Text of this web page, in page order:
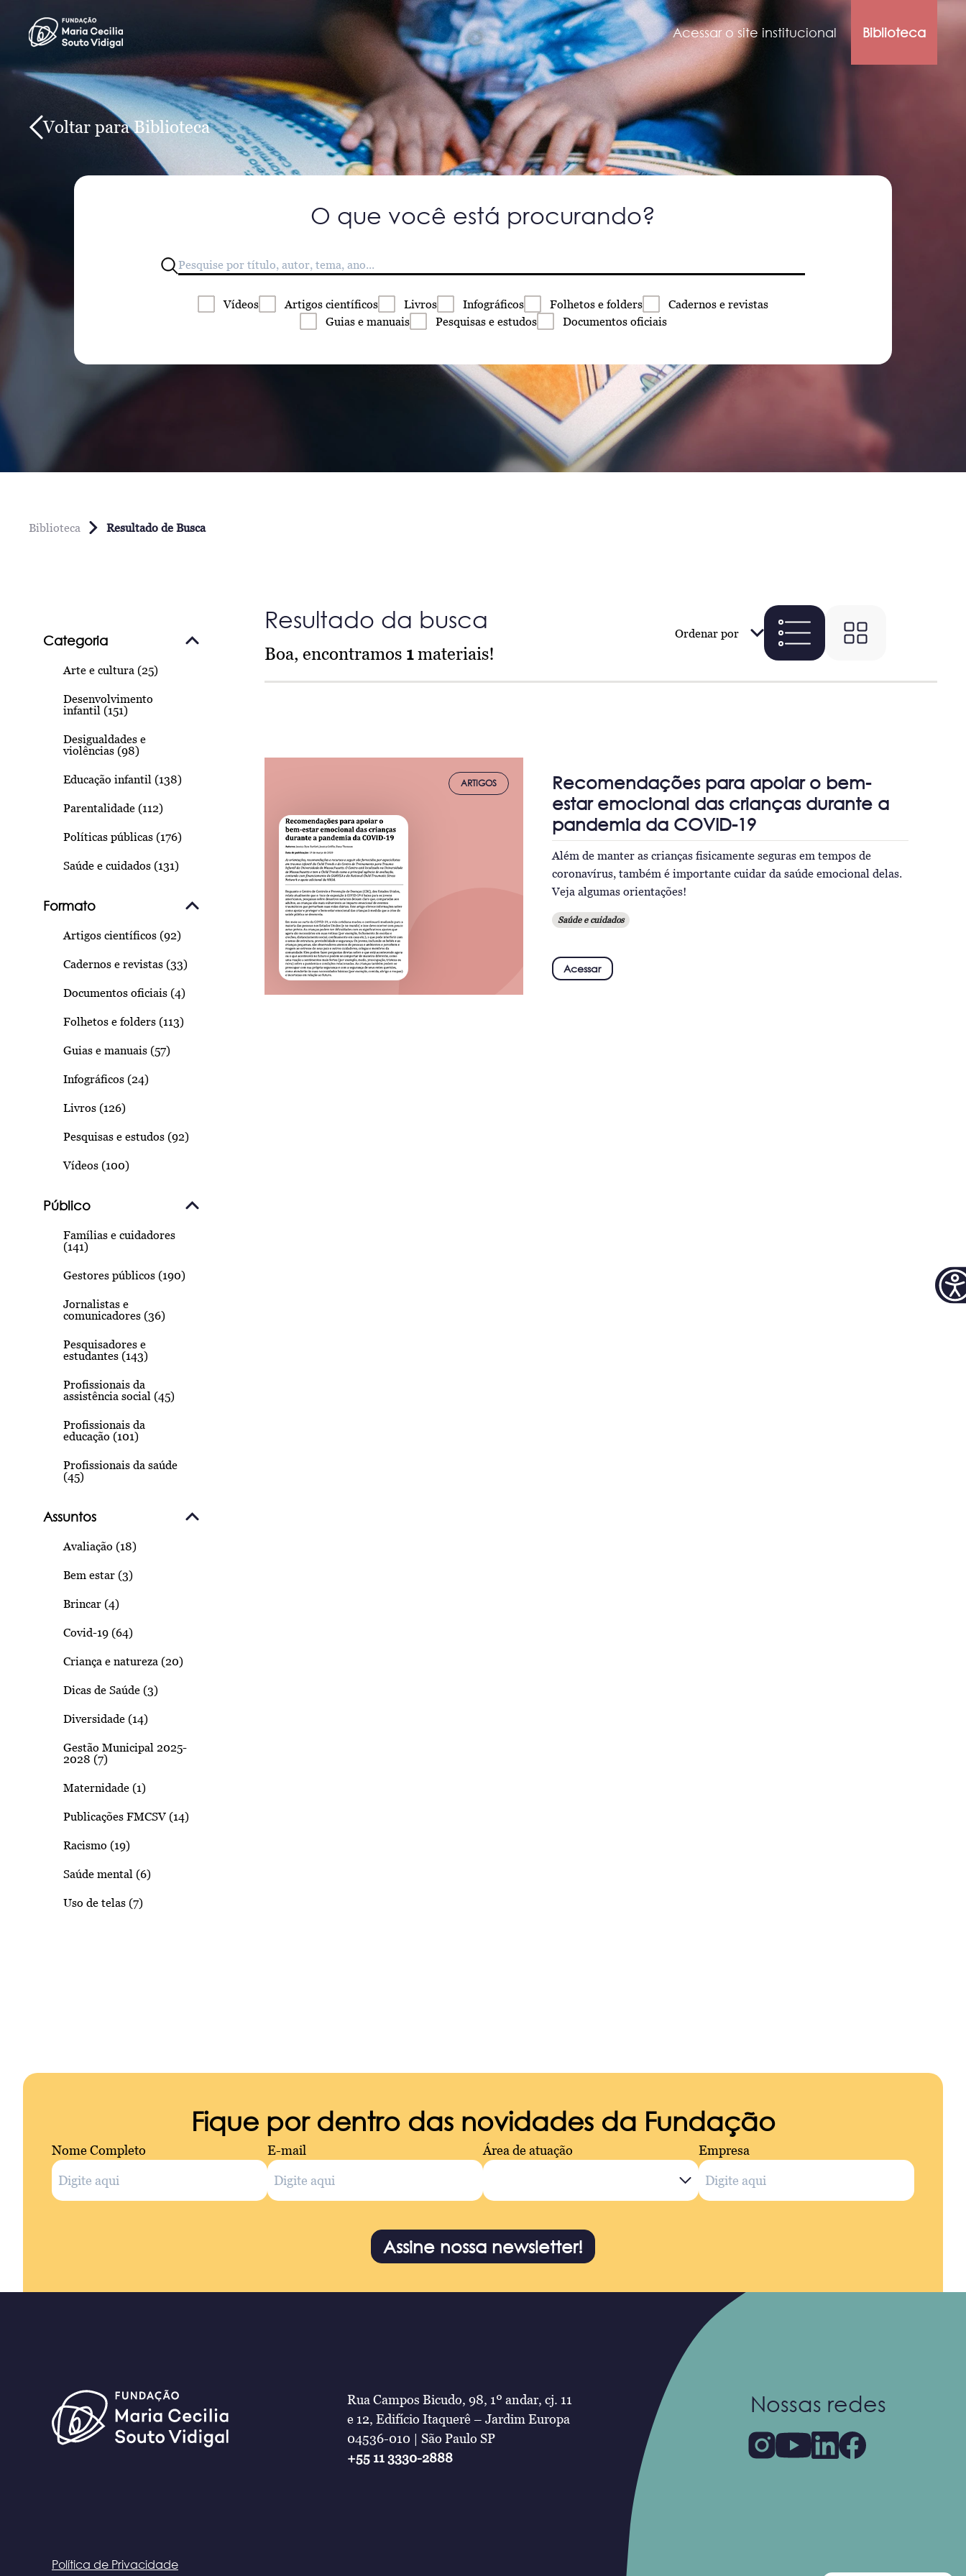
Acessar o site institucional Biblioteca
Voltar para Biblioteca
O que você está procurando?
Vídeos Artigos científicos Livros Infográficos Folhetos e folders Cadernos e revistas
Guias e manuais Pesquisas e estudos Documentos oficiais
Biblioteca Resultado de Busca
Categoria
Arte e cultura (25)
Desenvolvimento
infantil (151)
Desigualdades e
violências (98)
Educação infantil (138)
Parentalidade (112)
Políticas públicas (176)
Saúde e cuidados (131)
Formato
Artigos científicos (92)
Cadernos e revistas (33)
Documentos oficiais (4)
Folhetos e folders (113)
Guias e manuais (57)
Infográficos (24)
Livros (126)
Pesquisas e estudos (92)
Vídeos (100)
Público
Famílias e cuidadores
(141)
Gestores públicos (190)
Jornalistas e
comunicadores (36)
Pesquisadores e
estudantes (143)
Profissionais da
assistência social (45)
Profissionais da
educação (101)
Profissionais da saúde
(45)
Assuntos
Avaliação (18)
Bem estar (3)
Brincar (4)
Covid-19 (64)
Criança e natureza (20)
Dicas de Saúde (3)
Diversidade (14)
Gestão Municipal 2025-
2028 (7)
Maternidade (1)
Publicações FMCSV (14)
Racismo (19)
Saúde mental (6)
Uso de telas (7)
Resultado da busca
Boa, encontramos 1materiais!
Ordenar por
ARTIGOS
Recomendações para apoiar o bem-
estar emocional das crianças durante a
pandemia da COVID-19
Além de manter as crianças fisicamente seguras em tempos de
coronavírus, também é importante cuidar da saúde emocional delas.
Veja algumas orientações!
Saúde e cuidados
Acessar
Fique por dentro das novidades da Fundação
Nome Completo E-mail Área de atuação Empresa
Assine nossa newsletter!
Rua Campos Bicudo, 98, 1º andar, cj. 11
e 12, Edifício Itaquerê – Jardim Europa
04536-010 | São Paulo SP
+55 11 3330-2888
Nossas redes
Política de Privacidade